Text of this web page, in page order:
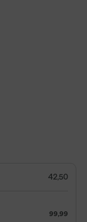
42,50
99,99